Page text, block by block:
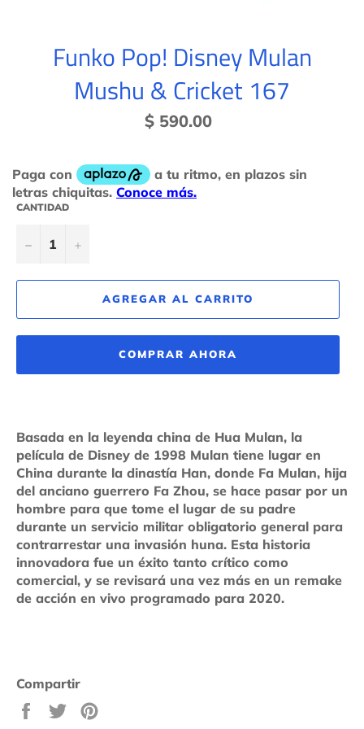
Funko Pop! Disney Mulan
Mushu & Cricket 167
Precio
habitual
$ 590.00
CANTIDAD
− +
AGREGAR AL CARRITO
COMPRAR AHORA
Basada en la leyenda china de Hua Mulan, la
película de Disney de 1998 Mulan tiene lugar en
China durante la dinastía Han, donde Fa Mulan, hija
del anciano guerrero Fa Zhou, se hace pasar por un
hombre para que tome el lugar de su padre
durante un servicio militar obligatorio general para
contrarrestar una invasión huna. Esta historia
innovadora fue un éxito tanto crítico como
comercial, y se revisará una vez más en un remake
de acción en vivo programado para 2020.
Compartir
Compartir
Tuitear